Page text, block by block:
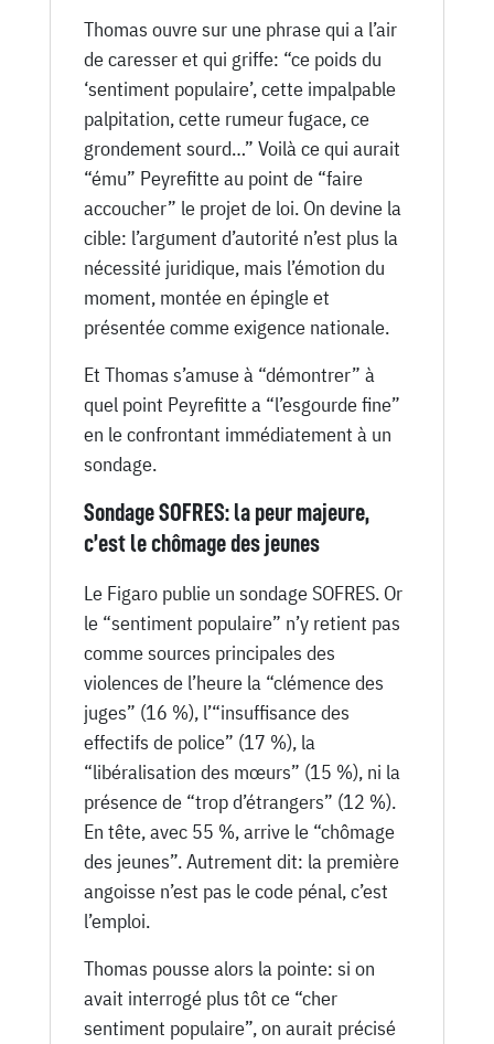
Thomas ouvre sur une phrase qui a l’air
de caresser et qui griffe: “ce poids du
‘sentiment populaire’, cette impalpable
palpitation, cette rumeur fugace, ce
grondement sourd…” Voilà ce qui aurait
“ému” Peyrefitte au point de “faire
accoucher” le projet de loi. On devine la
cible: l’argument d’autorité n’est plus la
nécessité juridique, mais l’émotion du
moment, montée en épingle et
présentée comme exigence nationale.
Et Thomas s’amuse à “démontrer” à
quel point Peyrefitte a “l’esgourde fine”
en le confrontant immédiatement à un
sondage.
Sondage SOFRES: la peur majeure,
c’est le chômage des jeunes
Le Figaro publie un sondage SOFRES. Or
le “sentiment populaire” n’y retient pas
comme sources principales des
violences de l’heure la “clémence des
juges” (16 %), l’“insuffisance des
effectifs de police” (17 %), la
“libéralisation des mœurs” (15 %), ni la
présence de “trop d’étrangers” (12 %).
En tête, avec 55 %, arrive le “chômage
des jeunes”. Autrement dit: la première
angoisse n’est pas le code pénal, c’est
l’emploi.
Thomas pousse alors la pointe: si on
avait interrogé plus tôt ce “cher
sentiment populaire”, on aurait précisé